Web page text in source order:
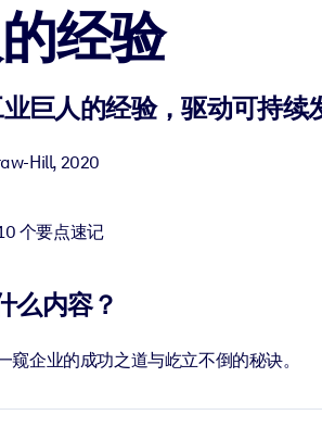
经验
巨人的经验，驱动可持续
Hill, 2020
个要点速记
么内容？
企业的成功之道与屹立不倒的秘诀。